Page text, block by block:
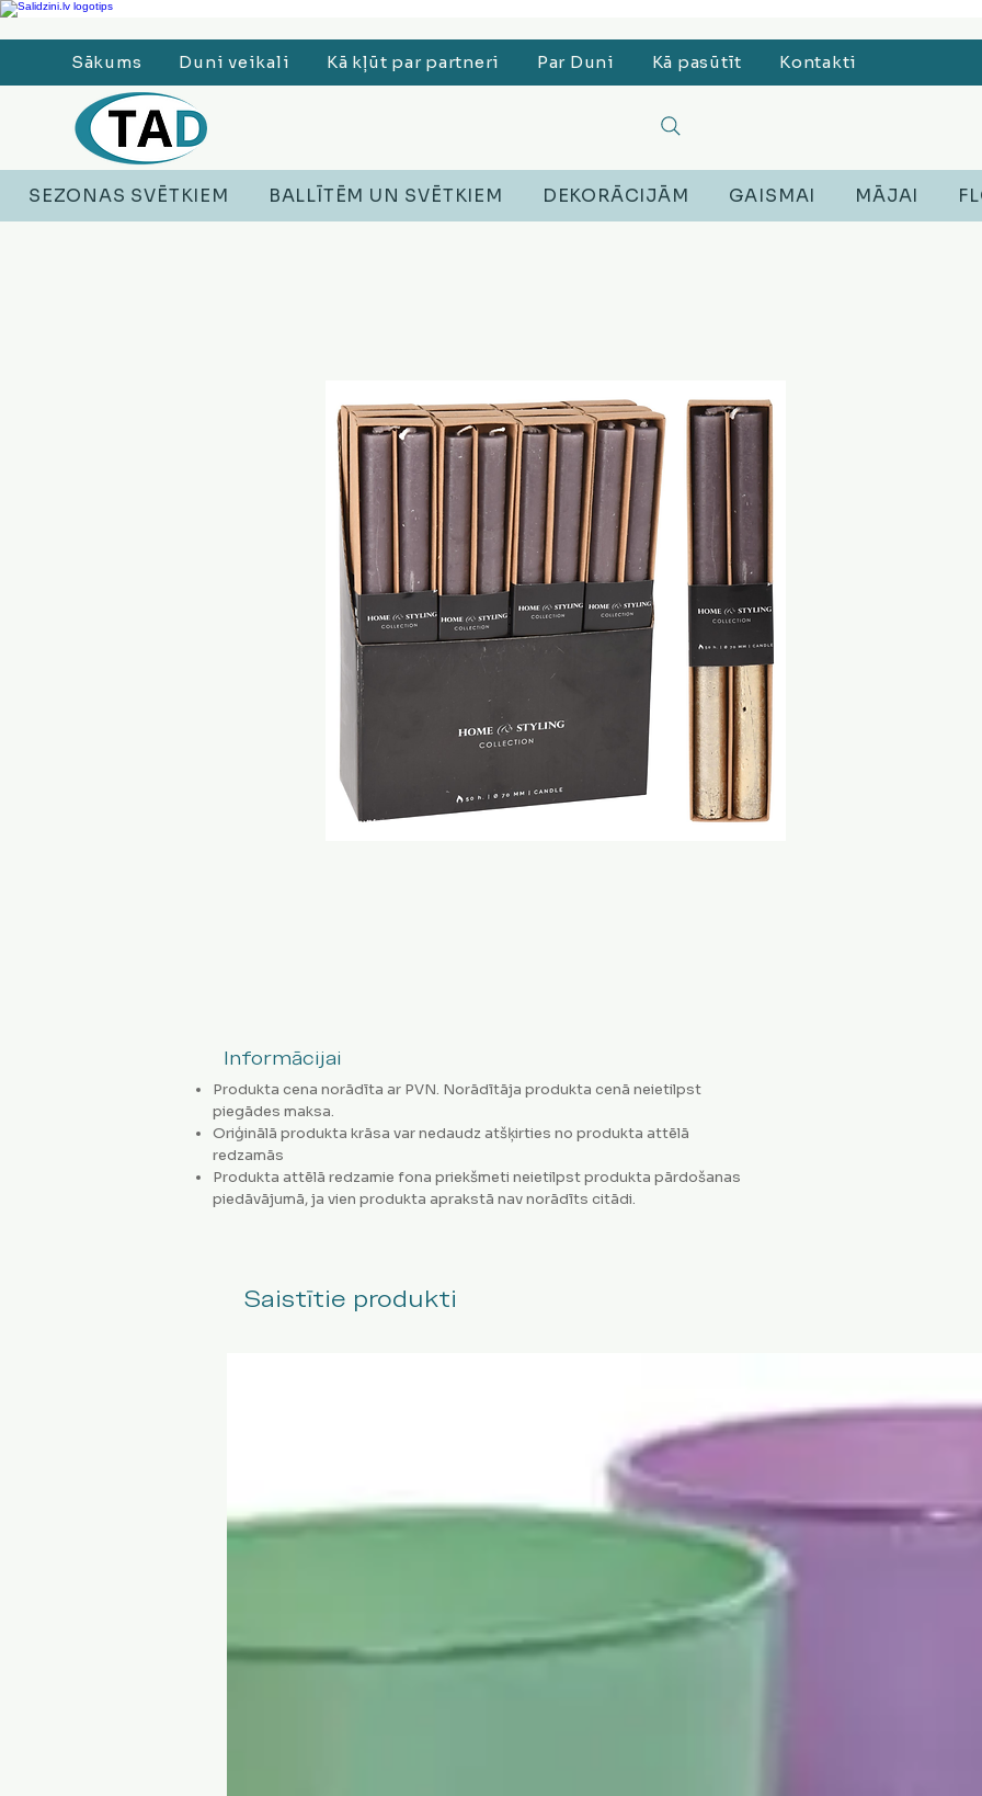
Ledusskapji, Sadzīves tehnika, Smaržas, Operatīvā atmiņa, Putekļu sūcēji, Lego, Austiņas
Sākums Duni veikali Kā kļūt par partneri Par Duni Kā pasūtīt Kontakti
SEZONAS SVĒTKIEM BALLĪTĒM UN SVĒTKIEM DEKORĀCIJĀM GAISMAI MĀJAI
Informācijai
Produkta cena norādīta ar PVN. Norādītāja produkta cenā neietilpst
piegādes maksa.
Oriģinālā produkta krāsa var nedaudz atšķirties no produkta attēlā
redzamās
Produkta attēlā redzamie fona priekšmeti neietilpst produkta pārdošanas
piedāvājumā, ja vien produkta aprakstā nav norādīts citādi.
Saistītie produkti